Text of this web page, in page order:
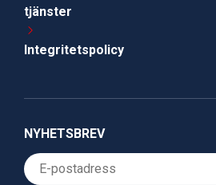
tjänster
Integritetspolicy
NYHETSBREV